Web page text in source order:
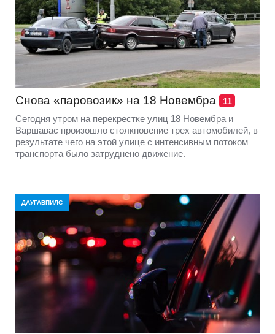
Снова «паровозик» на 18 Новембра 11
Сегодня утром на перекрестке улиц 18 Новембра и
Варшавас произошло столкновение трех автомобилей, в
результате чего на этой улице с интенсивным потоком
транспорта было затруднено движение.
ДАУГАВПИЛС